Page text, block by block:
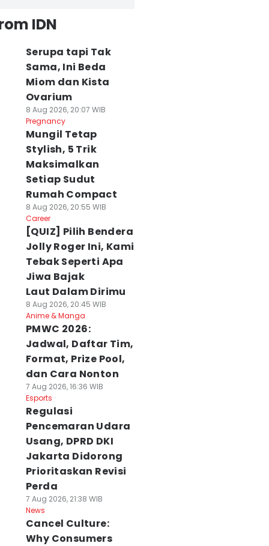
IDN
Serupa tapi Tak
Sama, Ini Beda
Miom dan Kista
Ovarium
8 Aug 2026, 20:07 WIB
Pregnancy
Mungil Tetap
Stylish, 5 Trik
Maksimalkan
Setiap Sudut
Rumah Compact
8 Aug 2026, 20:55 WIB
Career
[QUIZ] Pilih Bendera
Jolly Roger Ini, Kami
Tebak Seperti Apa
Jiwa Bajak
Laut Dalam Dirimu
8 Aug 2026, 20:45 WIB
Anime & Manga
PMWC 2026:
Jadwal, Daftar Tim,
Format, Prize Pool,
dan Cara Nonton
7 Aug 2026, 16:36 WIB
Esports
Regulasi
Pencemaran Udara
Usang, DPRD DKI
Jakarta Didorong
Prioritaskan Revisi
Perda
7 Aug 2026, 21:38 WIB
News
Cancel Culture:
Why Consumers